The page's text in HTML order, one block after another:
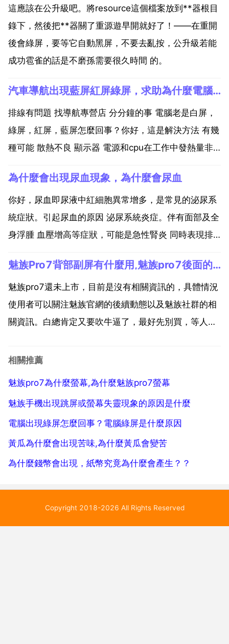
這應該在公升級吧。將resource這個檔案放到**器根目
錄下，然後把**器關了重源遊早開就好了！——在重開
後會綠屏，要等它自動黑屏，不要去亂按，公升級若能
成功雹雀的話是不磨孫需要很久時間 的。
汽車導航出現藍屏紅屏綠屏，求助為什麼電腦會出現紅屏，綠屏，藍屏
排線有問題 找導航專營店 分分鐘的事 電腦老是白屏，
綠屏，紅屏，藍屏怎麼回事？你好，這是解決方法 有幾
種可能 散熱不良 顯示器 電源和cpu在工作中發熱量非
示器過熱將會導致色 彩 圖象失真甚至縮短顯示器壽
命。工作時間太長也會導致電源或顯示器散熱不暢而
造...
為什麼會出現尿血現象，為什麼會尿血
你好，尿血即尿液中紅細胞異常增多，是常見的泌尿系
統症狀。引起尿血的原因 泌尿系統炎症。伴有面部及全
身浮腫 血壓增高等症狀，可能是急性腎炎 同時表現排
尿急 尿痛者，大多為急性膀胱炎。腎或輸尿管結石。伴
有腰痛者，有時會有劇烈陣發性腰痛腎絞痛者，可能是
腎...
魅族Pro7背部副屏有什麼用,魅族pro7後面的螢幕又什麼用
魅族pro7還未上市，目前是沒有相關資訊的，具體情況
使用者可以關注魅族官網的後續動態以及魅族社群的相
關資訊。白總肯定又要吹牛逼了，最好先別買，等人試
是小白鼠。魅族 pro 7後面的螢幕又什麼用 魅族pro7副
相關推薦
魅族pro7為什麼螢幕,為什麼魅族pro7螢幕
魅族手機出現跳屏或螢幕失靈現象的原因是什麼
電腦出現綠屏怎麼回事？電腦綠屏是什麼原因
黃瓜為什麼會出現苦味,為什麼黃瓜會變苦
為什麼錢幣會出現，紙幣究竟為什麼會產生？？
Copyright 2018-2026 All Rights Reserved